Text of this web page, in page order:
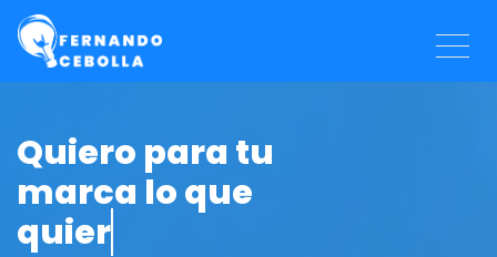
Quiero para tu
marca lo que
quiero par